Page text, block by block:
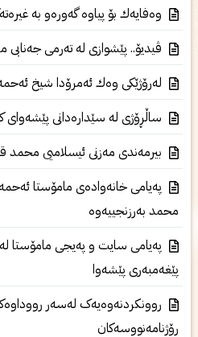
وه‌فایه‌ك بۆ پیاوه‌ گه‌وره‌و به‌
ڤیدیۆ.. پێشوازی‌ له‌ ته‌رمی‌ جەنابى
له‌رۆژێكی‌ وه‌ك ئه‌مرۆدا شيخ ئه‌حمه‌د
ساڵڕۆژی‌ له سێداره‌دانی‌ پێشه‌وای‌
بیرمه‌ندی مه‌زنی ئیسلامیی محمد
پەیامی خانەوادەی مامۆستا ئەحمەد
محمد بەرزنجییەوه
پەیامی سایت و پەیجی مامۆستا لە
پێغەمبەری پێشەوا
روونکردنەوەیەک لەسەر رووداوەکەی
رۆژنامەنووسەکان